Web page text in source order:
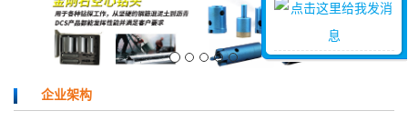
企业架构